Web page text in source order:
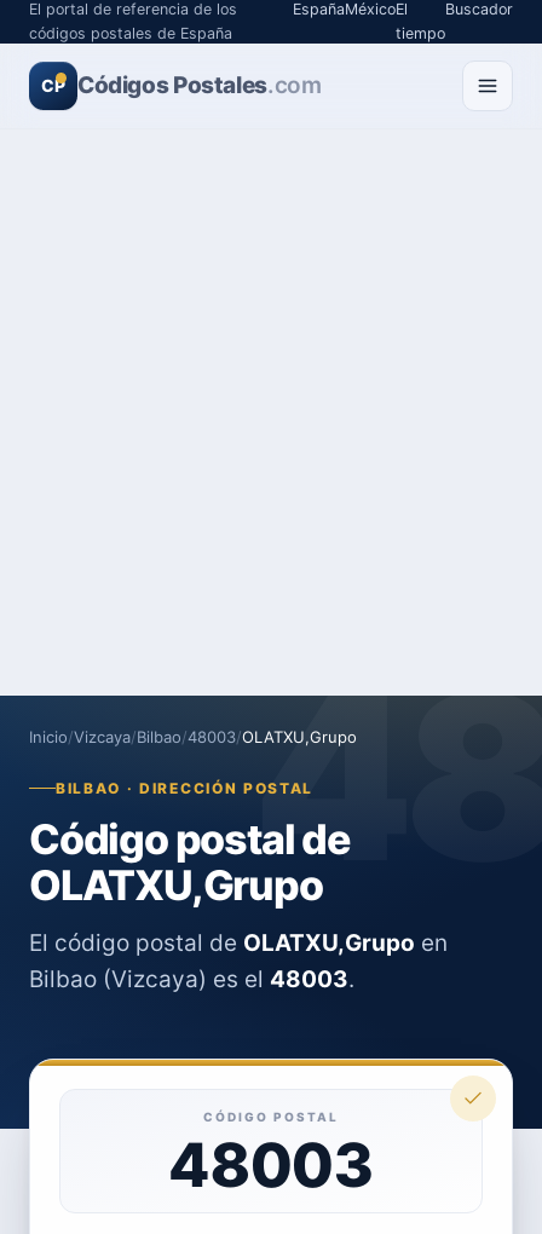
El portal de referencia de los
códigos postales de España
EspañaMéxicoEl
tiempo
Buscador
CP Códigos Postales.com
Inicio/Vizcaya/Bilbao/48003/OLATXU,Grupo
BILBAO · DIRECCIÓN POSTAL
Código postal de
OLATXU,Grupo
El código postal de OLATXU,Grupo en
Bilbao (Vizcaya) es el 48003.
CÓDIGO POSTAL
48003